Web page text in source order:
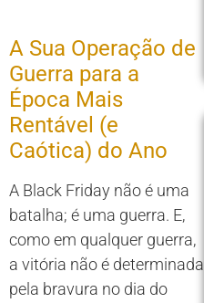
A Sua Operação de
Guerra para a
Época Mais
Rentável (e
Caótica) do Ano
A Black Friday não é uma
batalha; é uma guerra. E,
como em qualquer guerra,
a vitória não é determinada
pela bravura no dia do